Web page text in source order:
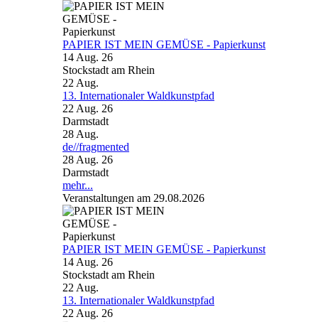
PAPIER IST MEIN GEMÜSE - Papierkunst
14 Aug. 26
Stockstadt am Rhein
22 Aug.
13. Internationaler Waldkunstpfad
22 Aug. 26
Darmstadt
28 Aug.
de//fragmented
28 Aug. 26
Darmstadt
mehr...
Veranstaltungen am 29.08.2026
PAPIER IST MEIN GEMÜSE - Papierkunst
14 Aug. 26
Stockstadt am Rhein
22 Aug.
13. Internationaler Waldkunstpfad
22 Aug. 26